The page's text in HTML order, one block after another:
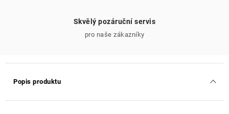
Skvělý pozáruční servis
pro naše zákazníky
Popis produktu